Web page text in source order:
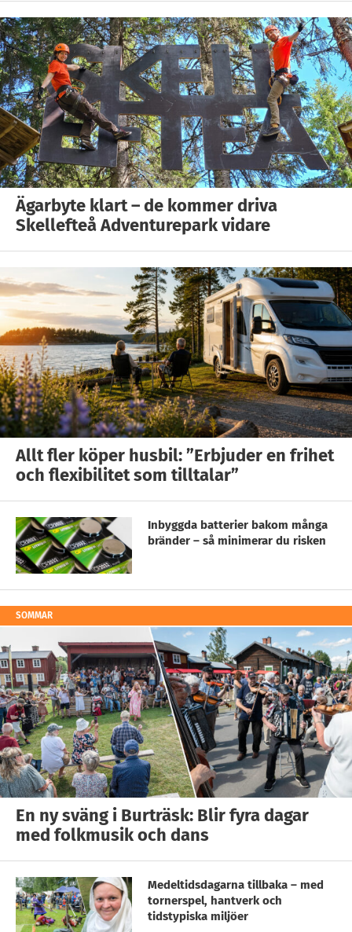
Ägarbyte klart – de kommer driva
Skellefteå Adventurepark vidare
Allt fler köper husbil: ”Erbjuder en frihet
och flexibilitet som tilltalar”
Inbyggda batterier bakom många
bränder – så minimerar du risken
SOMMAR
En ny sväng i Burträsk: Blir fyra dagar
med folkmusik och dans
Medeltidsdagarna tillbaka – med
tornerspel, hantverk och
tidstypiska miljöer